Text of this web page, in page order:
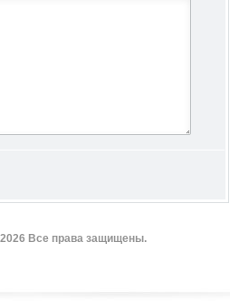
Все права защищены.